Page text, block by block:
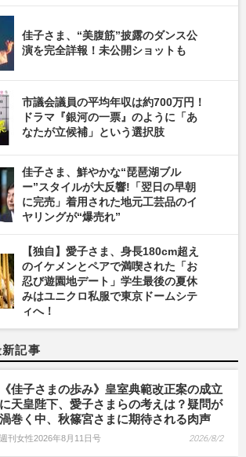
佳子さま、“美腹筋”披露のダンス公
演を完全詳報！未公開ショットも
市議会議員の平均年収は約700万円！
ドラマ『銀河の一票』のように「あ
なたが立候補」という選択肢
佳子さま、鮮やかな“琵琶湖ブル
ー”スタイルが大反響!「翌日の早朝
に完売」着用された地元工芸品のイ
ヤリングが“爆売れ”
【独自】愛子さま、身長180cm超え
のイケメンとペアで満喫された「お
忍び遊園地デート」学生最後の夏休
みはユニクロ私服で東京ドームシテ
ィへ！
記事
《佳子さまの歩み》皇室典範改正案の成立
に天皇陛下、愛子さまらの考えは？疑問が
渦巻く中、秋篠宮さまに期待される肉声
週刊女性2026年8月11日号 2026/8/2